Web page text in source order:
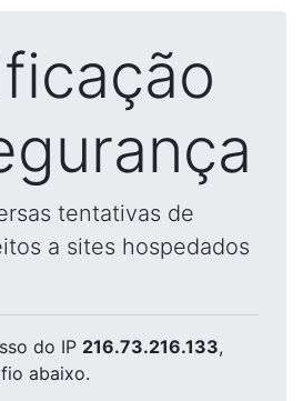
tentativas de
a sites hospedados
do IP 216.73.216.133,
abaixo.